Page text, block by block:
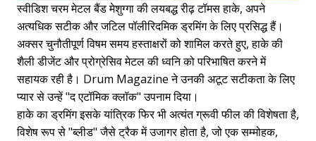
स्वीडिश चरम मेटल बैंड मेशुग्गा की लयबद्ध रीढ़ टॉमस हाके, अपने
अत्यधिक सटीक और जटिल पॉलीरिदमिक ड्रमिंग के लिए प्रसिद्ध हैं।
अक्सर चुनौतीपूर्ण विषम समय हस्ताक्षरों को शामिल करते हुए, हाके की
शैली डीजेंट और प्रोग्रेसिव मेटल की ध्वनि को परिभाषित करने में
सहायक रही है। Drum Magazine ने उनकी अटूट सटीकता के लिए
प्यार से उन्हें "द एटॉमिक क्लॉक" उपनाम दिया।
हाके का ड्रमिंग इसके यांत्रिक फिर भी अत्यंत ग्रूवी फील की विशेषता है,
विशेष रूप से "ब्लीड" जैसे ट्रैक में उजागर होता है, जो एक सम्मोहक,